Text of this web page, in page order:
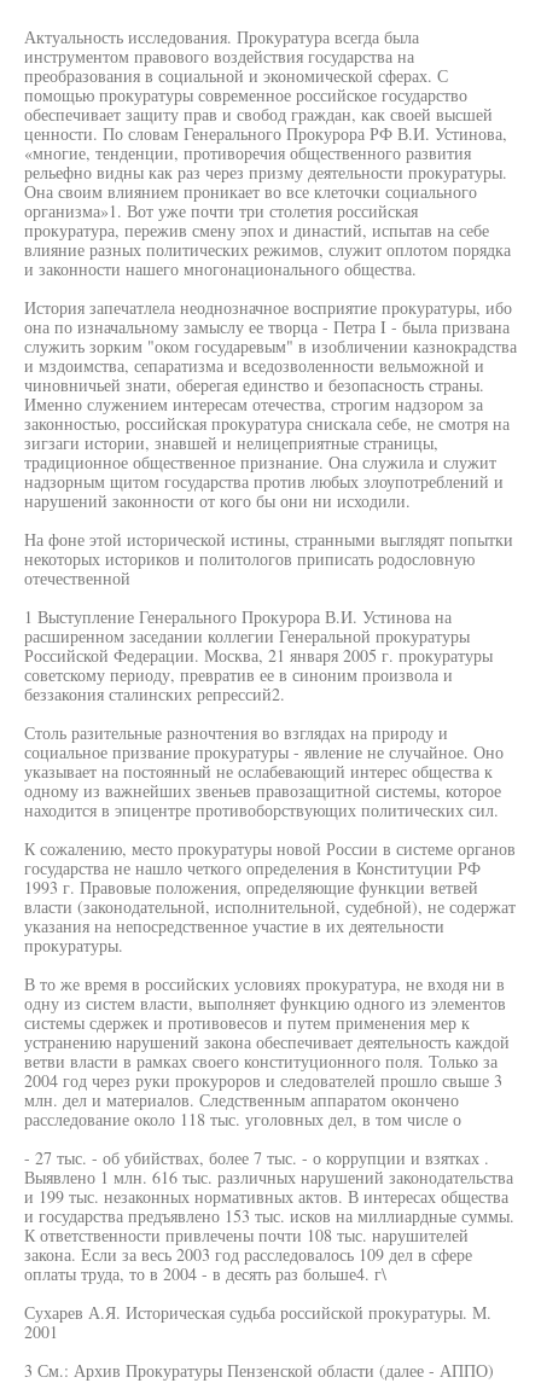
Актуальность исследования. Прокуратура всегда была
инструментом правового воздействия государства на
преобразования в социальной и экономической сферах. С
помощью прокуратуры современное российское государство
обеспечивает защиту прав и свобод граждан, как своей высшей
ценности. По словам Генерального Прокурора РФ В.И. Устинова,
«многие, тенденции, противоречия общественного развития
рельефно видны как раз через призму деятельности прокуратуры.
Она своим влиянием проникает во все клеточки социального
организма»1. Вот уже почти три столетия российская
прокуратура, пережив смену эпох и династий, испытав на себе
влияние разных политических режимов, служит оплотом порядка
и законности нашего многонационального общества.
История запечатлела неоднозначное восприятие прокуратуры, ибо
она по изначальному замыслу ее творца - Петра I - была призвана
служить зорким "оком государевым" в изобличении казнокрадства
и мздоимства, сепаратизма и вседозволенности вельможной и
чиновничьей знати, оберегая единство и безопасность страны.
Именно служением интересам отечества, строгим надзором за
законностью, российская прокуратура снискала себе, не смотря на
зигзаги истории, знавшей и нелицеприятные страницы,
традиционное общественное признание. Она служила и служит
надзорным щитом государства против любых злоупотреблений и
нарушений законности от кого бы они ни исходили.
На фоне этой исторической истины, странными выглядят попытки
некоторых историков и политологов приписать родословную
отечественной
1 Выступление Генерального Прокурора В.И. Устинова на
расширенном заседании коллегии Генеральной прокуратуры
Российской Федерации. Москва, 21 января 2005 г. прокуратуры
советскому периоду, превратив ее в синоним произвола и
беззакония сталинских репрессий2.
Столь разительные разночтения во взглядах на природу и
социальное призвание прокуратуры - явление не случайное. Оно
указывает на постоянный не ослабевающий интерес общества к
одному из важнейших звеньев правозащитной системы, которое
находится в эпицентре противоборствующих политических сил.
К сожалению, место прокуратуры новой России в системе органов
государства не нашло четкого определения в Конституции РФ
1993 г. Правовые положения, определяющие функции ветвей
власти (законодательной, исполнительной, судебной), не содержат
указания на непосредственное участие в их деятельности
прокуратуры.
В то же время в российских условиях прокуратура, не входя ни в
одну из систем власти, выполняет функцию одного из элементов
системы сдержек и противовесов и путем применения мер к
устранению нарушений закона обеспечивает деятельность каждой
ветви власти в рамках своего конституционного поля. Только за
2004 год через руки прокуроров и следователей прошло свыше 3
млн. дел и материалов. Следственным аппаратом окончено
расследование около 118 тыс. уголовных дел, в том числе о
- 27 тыс. - об убийствах, более 7 тыс. - о коррупции и взятках .
Выявлено 1 млн. 616 тыс. различных нарушений законодательства
и 199 тыс. незаконных нормативных актов. В интересах общества
и государства предъявлено 153 тыс. исков на миллиардные суммы.
К ответственности привлечены почти 108 тыс. нарушителей
закона. Если за весь 2003 год расследовалось 109 дел в сфере
оплаты труда, то в 2004 - в десять раз больше4. г\
Сухарев А.Я. Историческая судьба российской прокуратуры. М.
2001
3 См.: Архив Прокуратуры Пензенской области (далее - АППО)